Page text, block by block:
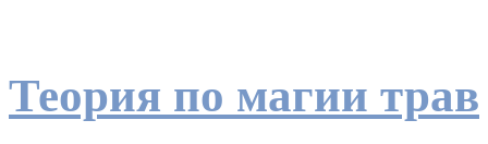
Теория по магии трав